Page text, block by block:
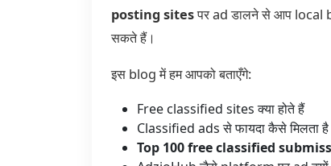
posting sitesपर ad डालने से आप local
सकते हैं।
इस blog में हम आपको बताएँगे:
Free classified sites क्या होते हैं
Classified ads से फायदा कैसे मिलता है
Top 100 free classified